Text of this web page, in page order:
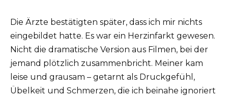
Die Ärzte bestätigten später, dass ich mir nichts
eingebildet hatte. Es war ein Herzinfarkt gewesen.
Nicht die dramatische Version aus Filmen, bei der
jemand plötzlich zusammenbricht. Meiner kam
leise und grausam – getarnt als Druckgefühl,
Übelkeit und Schmerzen, die ich beinahe ignoriert